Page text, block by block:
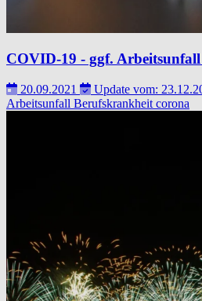
COVID-19 - ggf.
20.09.2021
Update vom:
Arbeitsunfall Berufskrankheit corona